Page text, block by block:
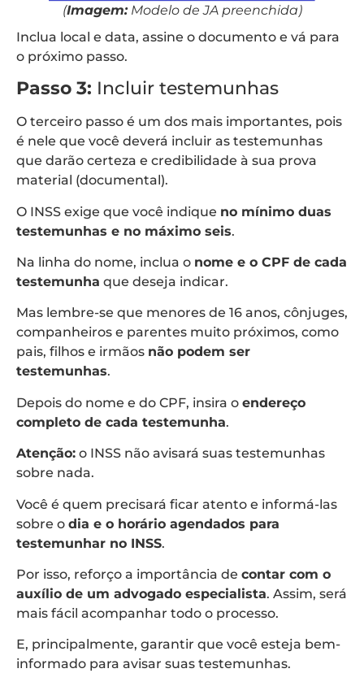
(Imagem:Modelo de JA preenchida)
Inclua local e data, assine o documento e vá para
o próximo passo.
Passo 3: Incluir testemunhas
O terceiro passo é um dos mais importantes, pois
é nele que você deverá incluir as testemunhas
que darão certeza e credibilidade à sua prova
material (documental).
O INSS exige que você indique no mínimo duas
testemunhas e no máximo seis.
Na linha do nome, inclua o nome e o CPF de cada
testemunha que deseja indicar.
Mas lembre-se que menores de 16 anos, cônjuges,
companheiros e parentes muito próximos, como
pais, filhos e irmãos não podem ser
testemunhas.
Depois do nome e do CPF, insira o endereço
completo de cada testemunha.
Atenção: o INSS não avisará suas testemunhas
sobre nada.
Você é quem precisará ficar atento e informá-las
sobre o dia e o horário agendados para
testemunhar no INSS.
Por isso, reforço a importância de contar com o
auxílio de um advogado especialista. Assim, será
mais fácil acompanhar todo o processo.
E, principalmente, garantir que você esteja bem-
informado para avisar suas testemunhas.